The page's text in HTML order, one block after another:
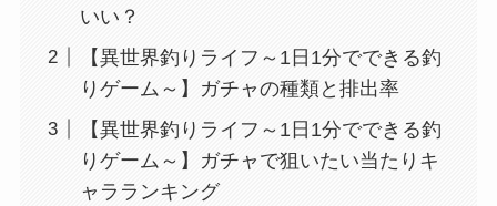
いい？
【異世界釣りライフ～1日1分でできる釣
りゲーム～】ガチャの種類と排出率
【異世界釣りライフ～1日1分でできる釣
りゲーム～】ガチャで狙いたい当たりキ
ャラランキング